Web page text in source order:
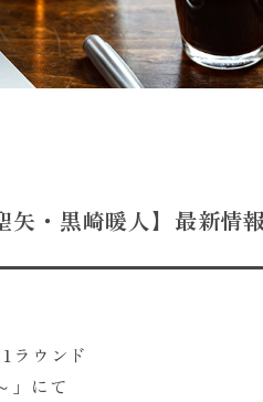
矢・黒崎暖人】最新情
ラウンド
」にて